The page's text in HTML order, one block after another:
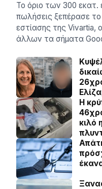
Το όριο των 300 εκατ.
πωλήσεις ξεπέρασε
εστίασης της Vivartia,
άλλων τα σήματα
Η
κιλό